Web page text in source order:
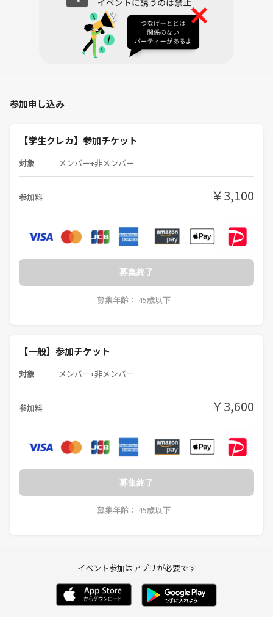
①小人数制でグループなどがなく半分以上ほとんどがお一人参加です！
初心者さんでも入りやすい🔰
②趣味の友達が作れる👯‍♀️
⑤感染症感染対策が充実👾✨
⑥綺麗でゆとりあるお部屋🎤
嬉しいお言葉を頂いてます☺️💓
◆◆◆◆◆◆◆◆◆◆◆◆◆◆◆◆◆◆◆◆
12:30 受付（基本110号室がメインの部屋）
13:00説明、自己紹介、記念撮影（来たことある人は受付後カラオケ開
14:50 休憩
15:00 ボカロ関連カラオケ
16:50 10分休憩
17:50 【企画】合唱カラオケ（自由参加）
18:30〜20:00頃 希望者二次会サイゼリヤ
※機種JOYSOUND X1、MAXGO、DAMAi
参加方法は各SNSメッセージにて
【HN】ハンドルネーム
参加申し込み
【学生クレカ】参加チケット
対象 メンバー+非メンバー
参加料 ￥3,100
募集終了
募集年齢： 45歳以下
【一般】参加チケット
対象 メンバー+非メンバー
参加料 ￥3,600
募集終了
募集年齢： 45歳以下
イベント参加はアプリが必要です